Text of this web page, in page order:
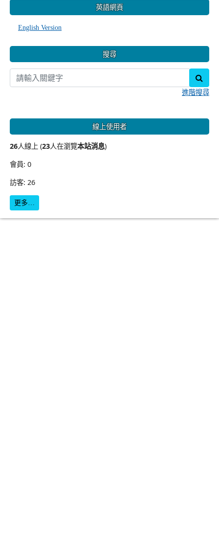
英語網頁
English Version
搜尋
進階搜尋
線上使用者
26人線上 (23人在瀏覽本站消息)
會員: 0
訪客: 26
更多…